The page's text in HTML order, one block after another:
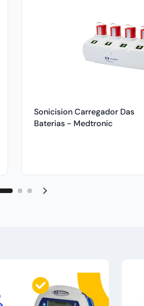
Sonicision Carregador Das
Baterias - Medtronic